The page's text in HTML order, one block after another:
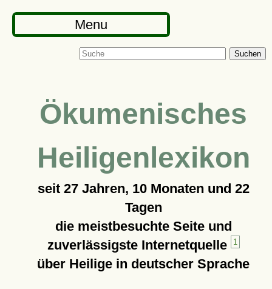
Menu
Suchen
Ökumenisches
Heiligenlexikon
seit 27 Jahren, 10 Monaten und 22
Tagen
die meistbesuchte Seite und
zuverlässigste Internetquelle
1
über Heilige in deutscher Sprache